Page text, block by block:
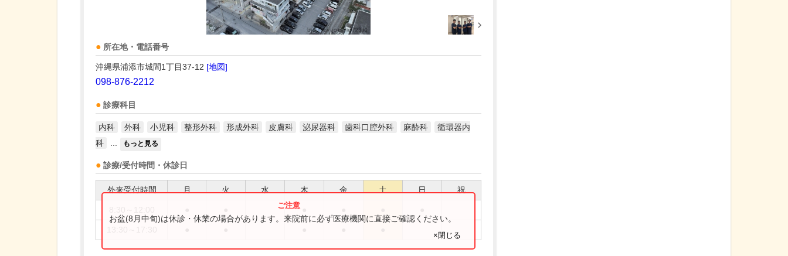
所在地・電話番号
沖縄県浦添市城間1丁目37-12 [地図]
098-876-2212
診療科目
内科 外科 小児科 整形外科 形成外科 皮膚科 泌尿器科 歯科口腔外科 麻酔科
循環器内
科
もっと見る
診療/受付時間・休診日
外来受付時間 月 火 水 木 金 土 日 祝
お盆(8月中旬)は休診・休業の場合があります。来院前に必ず医療機関に直接ご確認ください。
×閉じる